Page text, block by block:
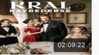
02:09:22